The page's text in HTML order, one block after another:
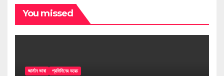
You missed
জার্মান ভাষা প্রতিদিনের ডয়েচ